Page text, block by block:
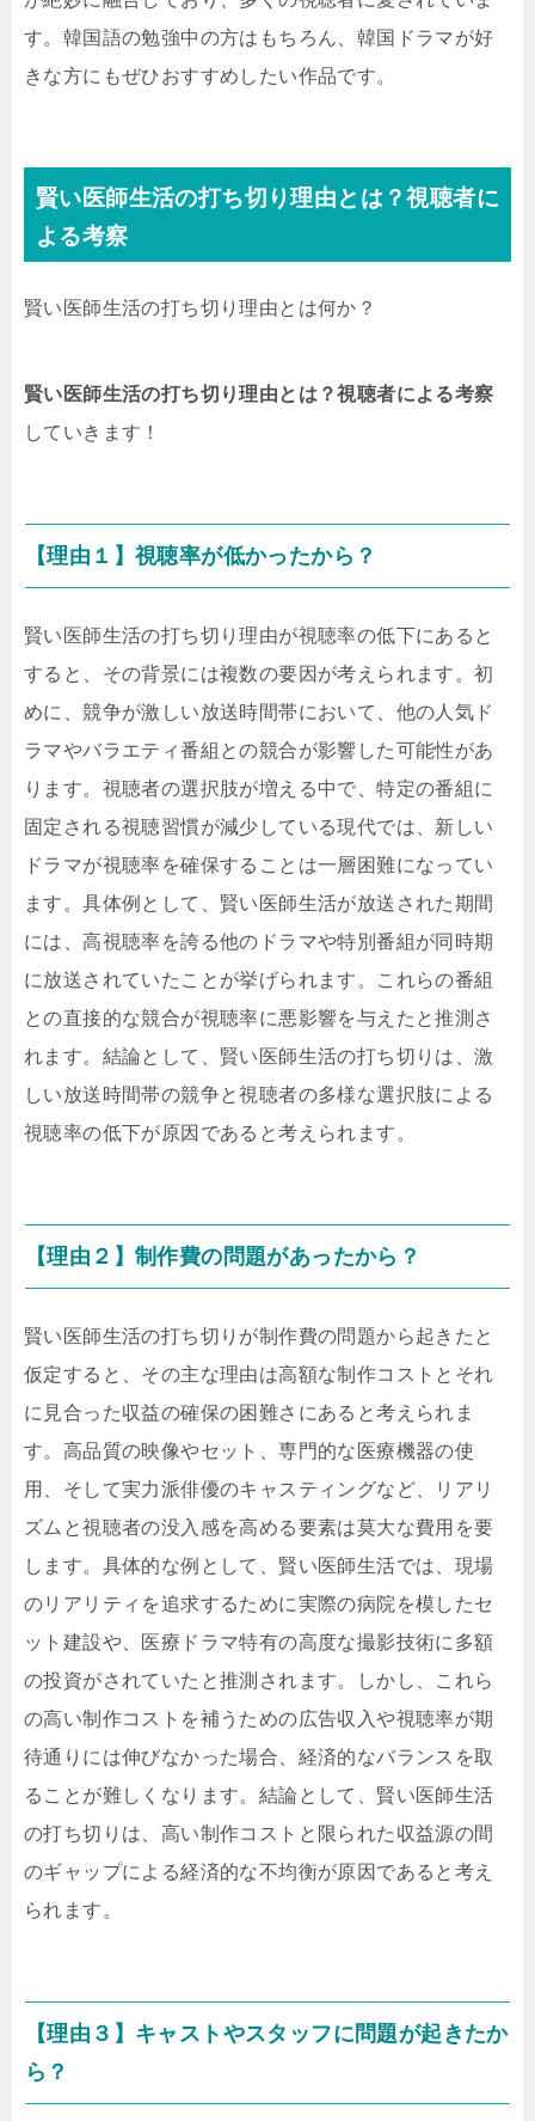
す。韓国語の勉強中の方はもちろん、韓国ドラマが好
きな方にもぜひおすすめしたい作品です。
賢い医師生活の打ち切り理由とは？視聴者に
よる考察
賢い医師生活の打ち切り理由とは何か？
賢い医師生活の打ち切り理由とは？視聴者による考察
していきます！
【理由１】視聴率が低かったから？
賢い医師生活の打ち切り理由が視聴率の低下にあると
すると、その背景には複数の要因が考えられます。初
めに、競争が激しい放送時間帯において、他の人気ド
ラマやバラエティ番組との競合が影響した可能性があ
ります。視聴者の選択肢が増える中で、特定の番組に
固定される視聴習慣が減少している現代では、新しい
ドラマが視聴率を確保することは一層困難になってい
ます。具体例として、賢い医師生活が放送された期間
には、高視聴率を誇る他のドラマや特別番組が同時期
に放送されていたことが挙げられます。これらの番組
との直接的な競合が視聴率に悪影響を与えたと推測さ
れます。結論として、賢い医師生活の打ち切りは、激
しい放送時間帯の競争と視聴者の多様な選択肢による
視聴率の低下が原因であると考えられます。
【理由２】制作費の問題があったから？
賢い医師生活の打ち切りが制作費の問題から起きたと
仮定すると、その主な理由は高額な制作コストとそれ
に見合った収益の確保の困難さにあると考えられま
す。高品質の映像やセット、専門的な医療機器の使
用、そして実力派俳優のキャスティングなど、リアリ
ズムと視聴者の没入感を高める要素は莫大な費用を要
します。具体的な例として、賢い医師生活では、現場
のリアリティを追求するために実際の病院を模したセ
ット建設や、医療ドラマ特有の高度な撮影技術に多額
の投資がされていたと推測されます。しかし、これら
の高い制作コストを補うための広告収入や視聴率が期
待通りには伸びなかった場合、経済的なバランスを取
ることが難しくなります。結論として、賢い医師生活
の打ち切りは、高い制作コストと限られた収益源の間
のギャップによる経済的な不均衡が原因であると考え
られます。
【理由３】キャストやスタッフに問題が起きたか
ら？